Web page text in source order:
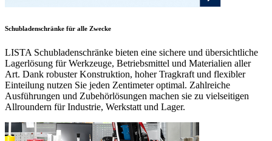
Schubladenschränke für alle Zwecke
LISTA Schubladenschränke bieten eine sichere und übersichtliche
Lagerlösung für Werkzeuge, Betriebsmittel und Materialien aller
Art. Dank robuster Konstruktion, hoher Tragkraft und flexibler
Einteilung nutzen Sie jeden Zentimeter optimal. Zahlreiche
Ausführungen und Zubehörlösungen machen sie zu vielseitigen
Allroundern für Industrie, Werkstatt und Lager.